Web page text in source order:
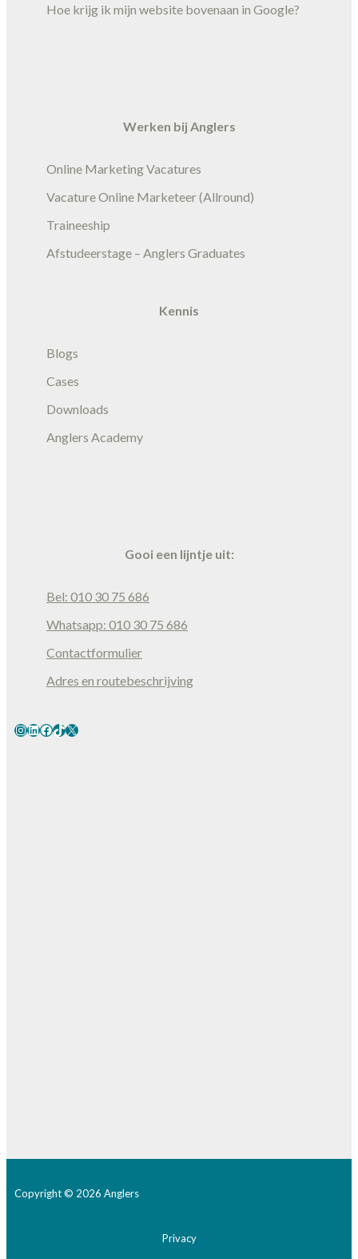
Hoe krijg ik mijn website bovenaan in Google?
Werken bij Anglers
Online Marketing Vacatures
Vacature Online Marketeer (Allround)
Traineeship
Afstudeerstage – Anglers Graduates
Kennis
Blogs
Cases
Downloads
Anglers Academy
Gooi een lijntje uit:
Bel: 010 30 75 686
Whatsapp: 010 30 75 686
Contactformulier
Adres en routebeschrijving
Instagram
LinkedIn
Facebook
TikTok
X
Copyright © 2026 Anglers
Privacy